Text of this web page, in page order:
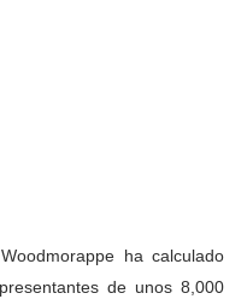
ha calculado
de unos 8,000